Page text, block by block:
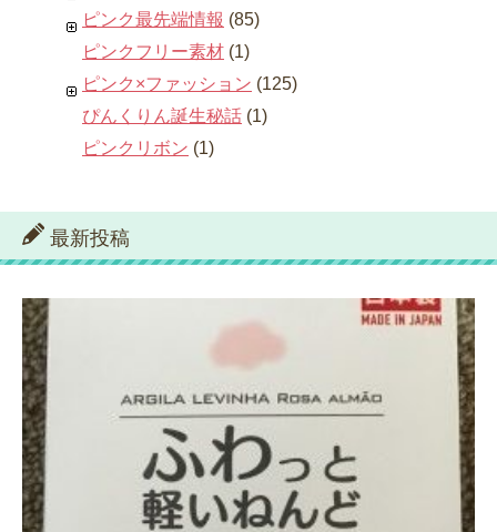
ピンク最先端情報 (85)
ピンクフリー素材 (1)
ピンク×ファッション (125)
ぴんくりん誕生秘話 (1)
ピンクリボン (1)
最新投稿